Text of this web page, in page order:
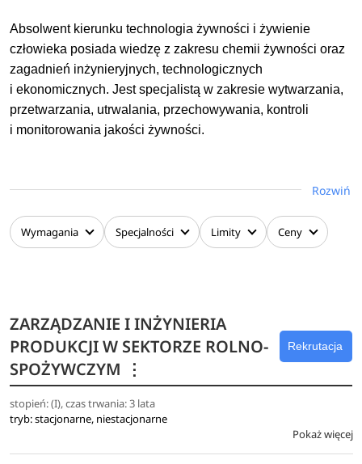
Absolwent kierunku technologia żywności i żywienie
człowieka posiada wiedzę z zakresu chemii żywności oraz
zagadnień inżynieryjnych, technologicznych
i ekonomicznych. Jest specjalistą w zakresie wytwarzania,
przetwarzania, utrwalania, przechowywania, kontroli
i monitorowania jakości żywności.
w zakładach zajmujących się przetwórstwem, dystrybucją
ale także do podjęcia studiów drugiego stopnia w ramach
tego kierunku. Ponadto potrafi wdrażać oraz sprawować
Znajomość zagadnień inżynieryjnych sprawia, że umie
zaplanować oraz zorganizować produkcję, włącznie
z doborem maszyn i urządzeń, ekonomiczną kalkulacją
oraz przeprowadzić ocenę efektywności podjętych działań.
Zna i rozumie zasady funkcjonowania rynku rolno-
Rozwiń
Wymagania Specjalności Limity Ceny
ZARZĄDZANIE I INŻYNIERIA
PRODUKCJI W SEKTORZE ROLNO-
SPOŻYWCZYM
⋮
Rekrutacja
stopień: (I), czas trwania: 3 lata
tryb: stacjonarne, niestacjonarne
Pokaż więcej